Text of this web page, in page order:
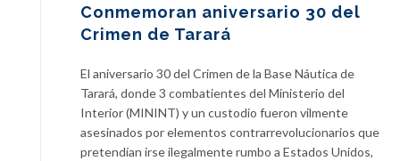
Conmemoran aniversario 30 del
Crimen de Tarará
El aniversario 30 del Crimen de la Base Náutica de
Tarará, donde 3 combatientes del Ministerio del
Interior (MININT) y un custodio fueron vilmente
asesinados por elementos contrarrevolucionarios que
pretendían irse ilegalmente rumbo a Estados Unidos,